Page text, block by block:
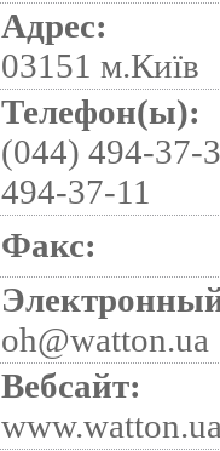
Адрес:
03151 м.Київ
Телефон(ы):
(044) 494-37-
494-37-11
Факс:
oh@watton.ua
Вебсайт: